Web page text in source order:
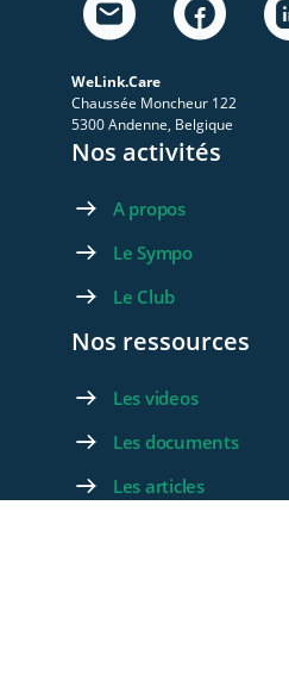
WeLink.Care
Chaussée Moncheur 122
5300 Andenne, Belgique
Nos activités
A propos
Le Sympo
Le Club
Nos ressources
Les videos
Les documents
Les articles